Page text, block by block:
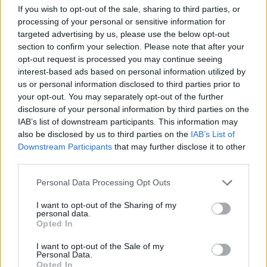
If you wish to opt-out of the sale, sharing to third parties, or
processing of your personal or sensitive information for
targeted advertising by us, please use the below opt-out
section to confirm your selection. Please note that after your
opt-out request is processed you may continue seeing
interest-based ads based on personal information utilized by
us or personal information disclosed to third parties prior to
your opt-out. You may separately opt-out of the further
disclosure of your personal information by third parties on the
IAB’s list of downstream participants. This information may
also be disclosed by us to third parties on the IAB’s List of
Downstream Participants that may further disclose it to other
Please note that this website/app uses one or more Google
not limited to your visit or usage behaviour. You may click to
grant or deny consent to Google and its third-party tags to
use your data for below specified purposes in below Google
consent section.
Personal Data Processing Opt Outs
I want to opt-out of the Sharing of my
personal data.
Opted In
I want to opt-out of the Sale of my
Personal Data.
Opted In
«Δικαιούχοι» του Προγράμματος είναι οι γονείς ή οι
ασκούντες την επιμέλεια (ανάδοχοι, κηδεμόνες κ.ο.κ.)
βρεφών – νηπίων: